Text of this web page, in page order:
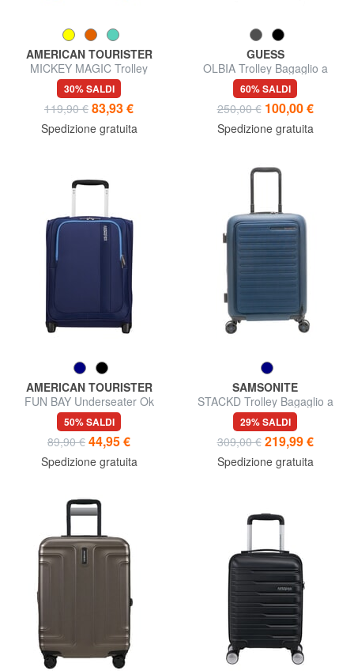
AMERICAN TOURISTER
MICKEY MAGIC Trolley
Bagaglio a Mano, Espandibile
30% SALDI
119,90 € 83,93 €
Spedizione gratuita
GUESS
OLBIA Trolley Bagaglio a
Mano
60% SALDI
250,00 € 100,00 €
Spedizione gratuita
AMERICAN TOURISTER
FUN BAY Underseater Ok
Easyjet
50% SALDI
89,90 € 44,95 €
Spedizione gratuita
SAMSONITE
STACKD Trolley Bagaglio a
Mano
29% SALDI
309,00 € 219,99 €
Spedizione gratuita